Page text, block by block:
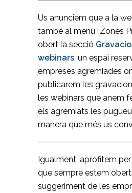
Us anunciem que a la
també al menú “Zones
obert la secció
webinars, un espai
empreses agremiades
publicarem les
les webinars que anem
els agremiats les
manera que més us
Igualment, aprofitem
que sempre estem
suggeriment de les